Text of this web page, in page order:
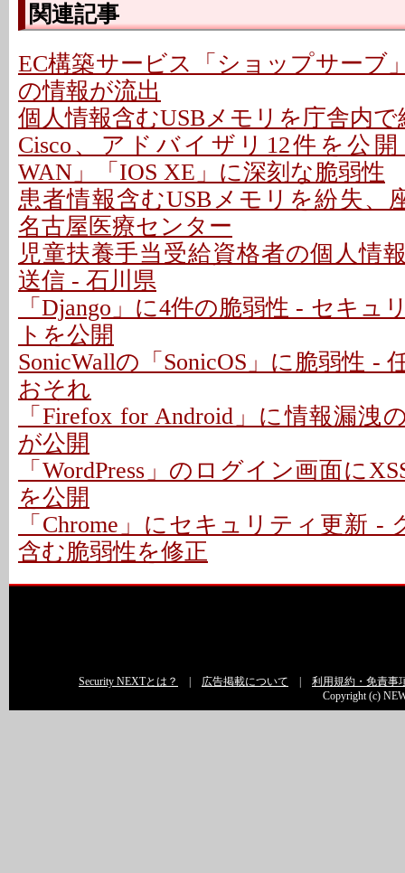
関連記事
EC構築サービス「ショップサーブ
の情報が流出
個人情報含むUSBメモリを庁舎内で
Cisco、アドバイザリ12件を公開
WAN」「IOS XE」に深刻な脆弱性
患者情報含むUSBメモリを紛失、
名古屋医療センター
児童扶養手当受給資格者の個人情
送信 - 石川県
「Django」に4件の脆弱性 - セキュ
トを公開
SonicWallの「SonicOS」に脆弱性 -
おそれ
「Firefox for Android」に情報漏洩
が公開
「WordPress」のログイン画面に
を公開
「Chrome」にセキュリティ更新 -
含む脆弱性を修正
Security NEXTとは？ 広告掲載について
利用規約・免責事
Copyright (c)